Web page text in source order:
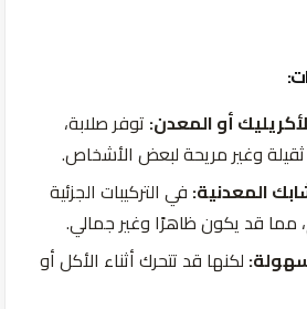
أو المعدن: توفر صلابة،
وغير مريحة لبعض الأشخاص.
المعدنية: في التركيبات الجزئية
مما قد يكون ظاهرًا وغير جمالي.
لكنها قد تتحرك أثناء الأكل أو